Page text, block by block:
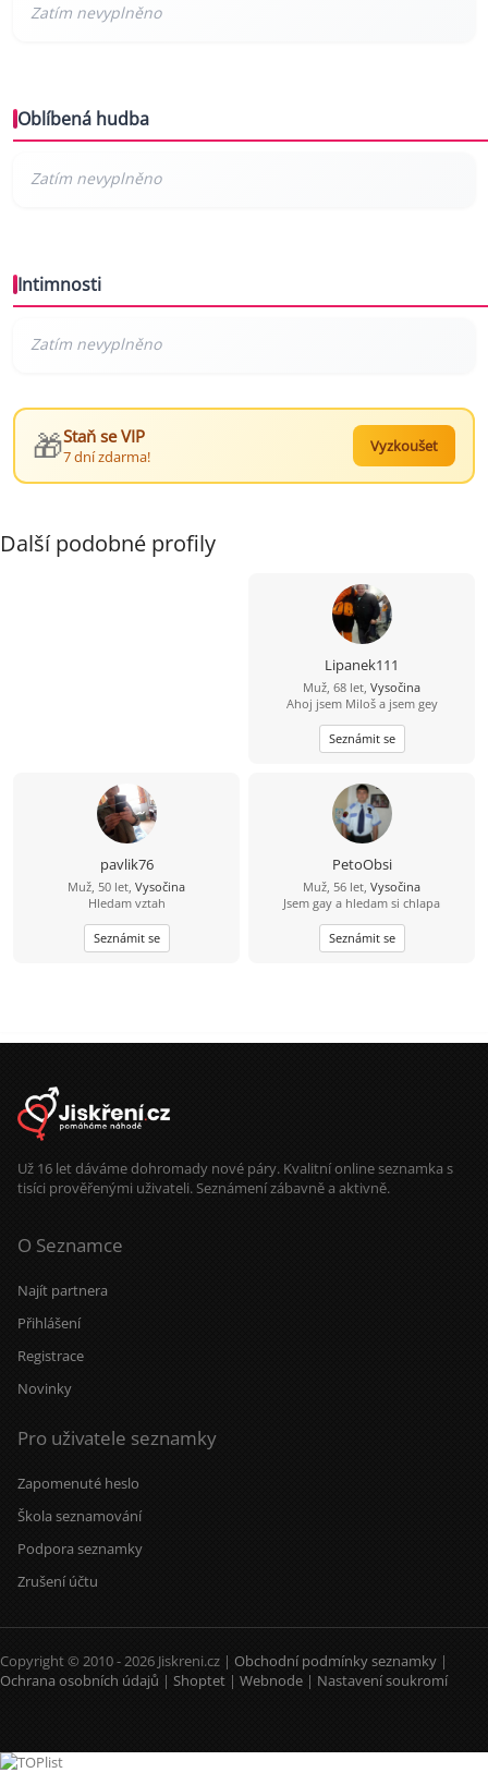
Oblíbená hudba
Intimnosti
🎁Staň se VIP
7 dní zdarma!
Vyzkoušet
Další podobné profily
Lipanek111
Muž, 68 let, Vysočina
Ahoj jsem Miloš a jsem gey
Seznámit se
pavlik76
Muž, 50 let, Vysočina
Hledam vztah
Seznámit se
PetoObsi
Muž, 56 let, Vysočina
Jsem gay a hledam si chlapa
Seznámit se
Už 16 let dáváme dohromady nové páry. Kvalitní online seznamka s
tisíci prověřenými uživateli. Seznámení zábavně a aktivně.
O Seznamce
Najít partnera
Přihlášení
Registrace
Novinky
Pro uživatele seznamky
Zapomenuté heslo
Škola seznamování
Podpora seznamky
Zrušení účtu
Copyright © 2010 - 2026 Jiskreni.cz | Obchodní podmínky seznamky |
Ochrana osobních údajů | Shoptet | Webnode | Nastavení soukromí